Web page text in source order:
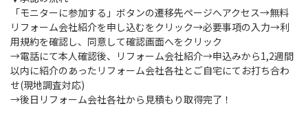
「モニターに参加する」ボタンの遷移先ページへアクセス→無料
リフォーム会社紹介を申し込むをクリック→必要事項の入力→利
用規約を確認し、同意して確認画面へをクリック
→電話にて本人確認後、リフォーム会社紹介→申込みから1,2週間
以内に紹介のあったリフォーム会社各社とご自宅にてお打ち合わ
せ(現地調査対応)
→後日リフォーム会社各社から見積もり取得完了！